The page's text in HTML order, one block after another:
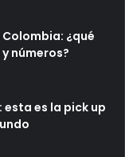
¿qué
números?
esta es la pick up